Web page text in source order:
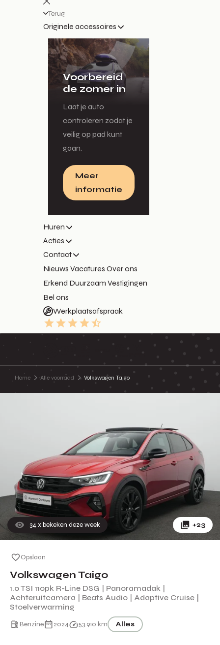
Terug
Originele accessoires
Voorbereid
de zomer in
Laat je auto
controleren zodat je
veilig op pad kunt
gaan.
Meer
informatie
Huren
Acties
Contact
Nieuws Vacatures Over ons
Erkend Duurzaam Vestigingen
Bel ons
Werkplaatsafspraak
9.3
Home Alle voorraad Volkswagen Taigo
34x bekeken deze week +23
Opslaan
Volkswagen Taigo
1.0 TSI 110pk R-Line DSG | Panoramadak |
Achteruitcamera | Beats Audio | Adaptive Cruise |
Stoelverwarming
Benzine 2024 53.910 km Alles